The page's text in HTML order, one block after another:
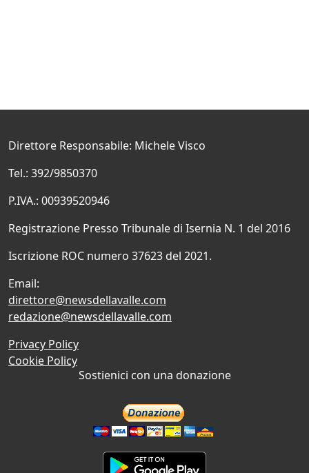
Direttore Responsabile: Michele Visco
Tel.: 392/9850370
P.IVA.: 00939520946
Registrazione Presso Tribunale di Isernia N. 1 del 2016
Iscrizione ROC numero 37623 del 2021.
Email:
direttore@newsdellavalle.com
redazione@newsdellavalle.com
Privacy Policy
Cookie Policy
Sostienici con una donazione